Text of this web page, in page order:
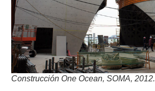
Construcción One Ocean, SOMA, 2012.